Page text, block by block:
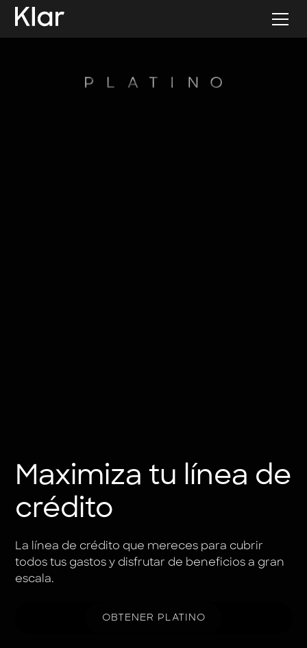
Maximiza tu línea de
crédito
La línea de crédito que mereces para cubrir
todos tus gastos y disfrutar de beneficios a gran
escala.
OBTENER PLATINO